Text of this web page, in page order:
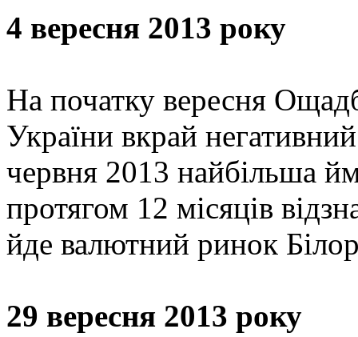
4 вересня 2013 року
На початку вересня
України вкрай
червня 2013 найбільша
протягом 12 місяців
йде валютний ринок
29 вересня 2013 року